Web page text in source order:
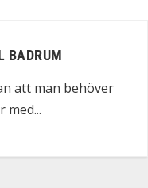
BADRUM
att man behöver